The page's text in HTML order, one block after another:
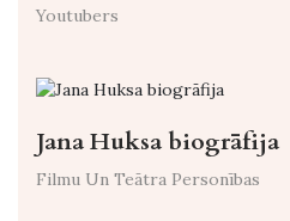
Youtubers
Jana Huksa biogrāfija
Filmu Un Teātra Personības